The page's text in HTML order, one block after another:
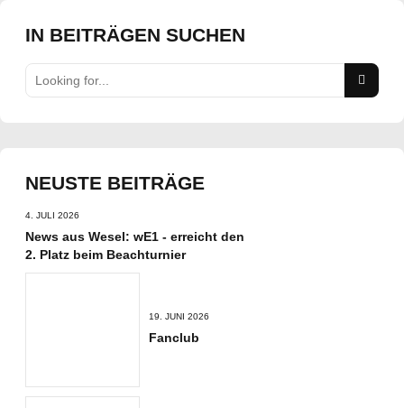
IN BEITRÄGEN SUCHEN
NEUSTE BEITRÄGE
4. JULI 2026
News aus Wesel: wE1 - erreicht den
2. Platz beim Beachturnier
19. JUNI 2026
Fanclub